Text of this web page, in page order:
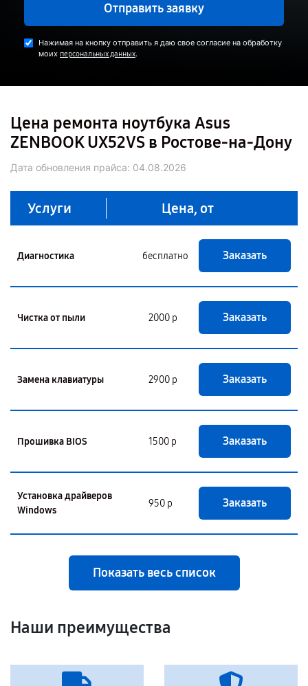
Отправить заявку
Нажимая на кнопку отправить я даю свое согласие на обработку
моих персональных данных.
Цена ремонта ноутбука Asus
ZENBOOK UX52VS в Ростове-на-Дону
Дата обновления прайса: 04.08.2026
Услуги Цена, от
Диагностика бесплатно Заказать
Чистка от пыли 2000 р Заказать
Замена клавиатуры 2900 р Заказать
Прошивка BIOS 1500 р Заказать
Установка драйверов
Windows
950 р Заказать
Показать весь список
Наши преимущества